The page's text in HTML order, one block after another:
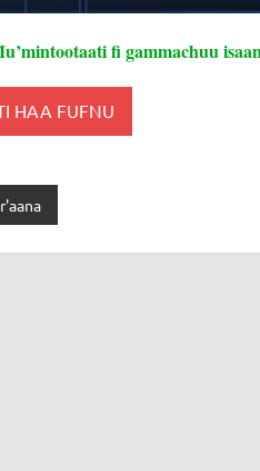
fi gammachuu
HAA FUFNU